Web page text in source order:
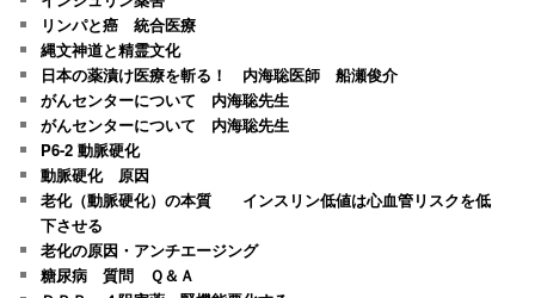
リンパと癌 統合医療
縄文神道と精霊文化
日本の薬漬け医療を斬る！ 内海聡医師 船瀬俊介
がんセンターについて 内海聡先生
がんセンターについて 内海聡先生
P6-2 動脈硬化
動脈硬化 原因
老化（動脈硬化）の本質 インスリン低値は心血管リスクを低
下させる
老化の原因・アンチエージング
糖尿病 質問 Ｑ＆Ａ